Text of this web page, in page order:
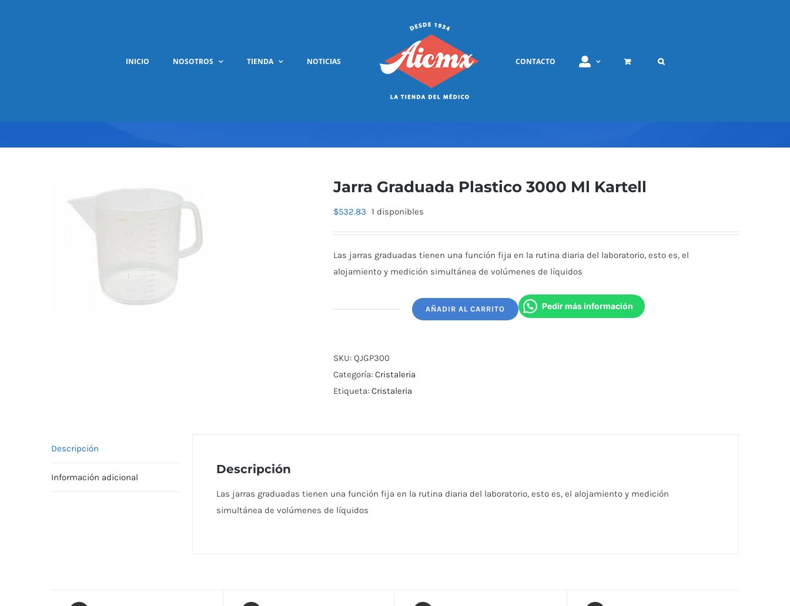
INICIO NOSOTROS TIENDA NOTICIAS CONTACTO
Jarra Graduada Plastico 3000 Ml Kartell
$532.83 1 disponibles
Las jarras graduadas tienen una función fija en la rutina diaria del laboratorio, esto es, el
alojamiento y medición simultánea de volúmenes de líquidos
AÑADIR AL CARRITO Pedir más información
SKU: QJGP300
Categoría: Cristaleria
Etiqueta: Cristaleria
Descripción
Información adicional
Descripción
Las jarras graduadas tienen una función fija en la rutina diaria del laboratorio, esto es, el alojamiento y medición
simultánea de volúmenes de líquidos